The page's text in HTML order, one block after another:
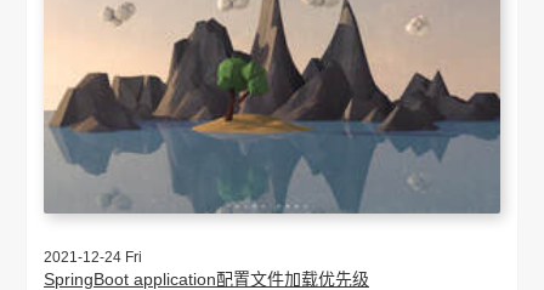
2021-12-24 Fri
SpringBoot application配置文件加载优先级